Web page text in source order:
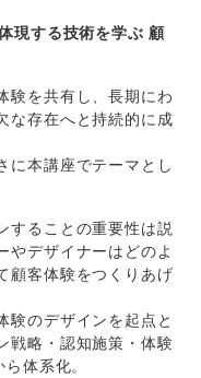
現する技術を学ぶ 顧
験を共有し、長期にわ
な存在へと持続的に成
に本講座でテーマとし
することの重要性は説
やデザイナーはどのよ
顧客体験をつくりあげ
験のデザインを起点と
戦略・認知施策・体験
体系化。